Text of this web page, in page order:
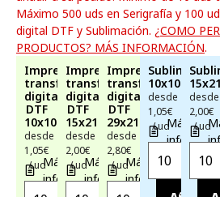
Máximo 500 uds en Serigrafía y 100
digital DTF y Sublimación. ¿COMO
PRODUCTOS? MÁS INFORMACIÓN.
Impresión
transfer
digital
DTF
10x10cm
desde
1,05€
/ udMás
información
Impresión
transfer
digital
DTF
15x21cm
desde
2,00€
/ udMás
información
Impresión
transfer
digital
DTF
29x21cm
desde
2,80€
/ udMás
información
Sublimación
10x10cm
desde
1,05€
/ udMás
desde
2,00€
/ ud